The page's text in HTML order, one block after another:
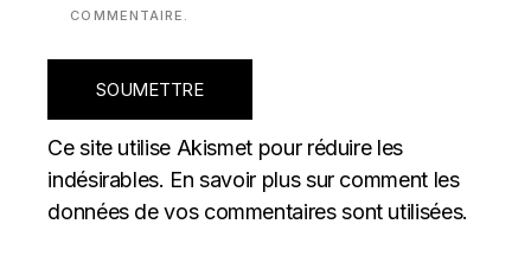
COMMENTAIRE.
SOUMETTRE
Ce site utilise Akismet pour réduire les
indésirables. En savoir plus sur comment les
données de vos commentaires sont utilisées.